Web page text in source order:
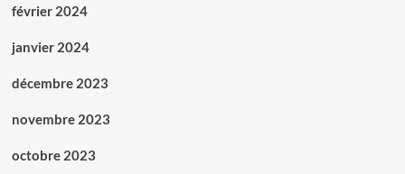
février 2024
janvier 2024
décembre 2023
novembre 2023
octobre 2023